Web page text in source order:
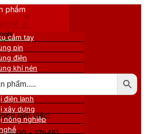
làm việc:
phẩm
cầm tay
pin
điện
khí nén
nâng đỡ
điện lạnh
xây dựng
nông nghiệp